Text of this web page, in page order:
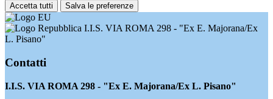
Accetta tutti Salva le preferenze
I.I.S. VIA ROMA 298 - "Ex E. Majorana/Ex
L. Pisano"
Contatti
I.I.S. VIA ROMA 298 - "Ex E. Majorana/Ex L. Pisano"